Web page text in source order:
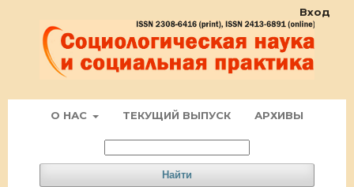
О НАС ТЕКУЩИЙ ВЫПУСК АРХИВЫ
Найти
Вход